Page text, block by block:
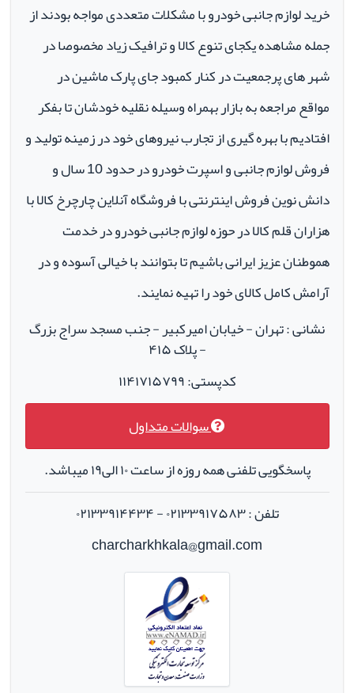
خرید لوازم جانبی خودرو با مشکلات متعددی مواجه بودند از
جمله مشاهده یکجای تنوع کالا و ترافیک زیاد مخصوصا در
شهر های پرجمعیت در کنار کمبود جای پارک ماشین در
مواقع مراجعه به بازار بهمراه وسیله نقلیه خودشان تا بفکر
افتادیم با بهره گیری از تجارب نیروهای خود در زمینه تولید و
فروش لوازم جانبی و اسپرت خودرو در حدود 10 سال و
دانش نوین فروش اینترنتی با فروشگاه آنلاین چارچرخ کالا با
هزاران قلم کالا در حوزه لوازم جانبی خودرو در خدمت
هموطنان عزیز ایرانی باشیم تا بتوانند با خیالی آسوده و در
آرامش کامل کالای خود را تهیه نمایند.
نشانی : تهران - خیابان امیرکبیر - جنب مسجد سراج بزرگ
- پلاک ۴۱۵
کدپستی: ۱۱۴۱۷۱۵۷۹۹
سوالات متداول
پاسخگویی تلفنی همه روزه از ساعت ۱۰ الی۱۹ میباشد.
تلفن : ۰۲۱۳۳۹۱۷۵۸۳ - ۰۲۱۳۳۹۱۴۴۳۴
charcharkhkala@gmail.com